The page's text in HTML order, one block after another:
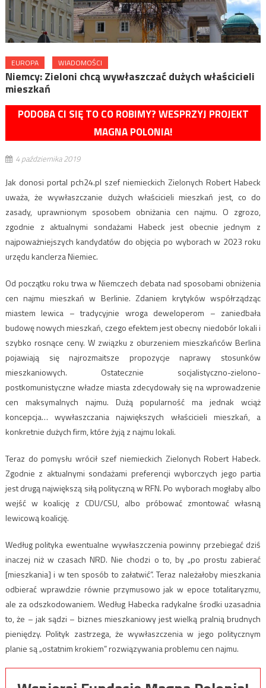
EUROPA WIADOMOŚCI
Niemcy: Zieloni chcą wywłaszczać dużych właścicieli
mieszkań
PODOBA CI SIĘ TO CO ROBIMY? WESPRZYJ PROJEKT
MAGNA POLONIA!
4 października 2019
Jak donosi portal pch24.pl szef niemieckich Zielonych Robert Habeck
uważa, że wywłaszczanie dużych właścicieli mieszkań jest, co do
zasady, uprawnionym sposobem obniżania cen najmu. O zgrozo,
zgodnie z aktualnymi sondażami Habeck jest obecnie jednym z
najpoważniejszych kandydatów do objęcia po wyborach w 2023 roku
urzędu kanclerza Niemiec.
Od początku roku trwa w Niemczech debata nad sposobami obniżenia
cen najmu mieszkań w Berlinie. Zdaniem krytyków współrządząc
miastem lewica – tradycyjnie wroga deweloperom – zaniedbała
budowę nowych mieszkań, czego efektem jest obecny niedobór lokali i
szybko rosnące ceny. W związku z oburzeniem mieszkańców Berlina
pojawiają się najrozmaitsze propozycje naprawy stosunków
mieszkaniowych. Ostatecznie socjalistyczno-zielono-
postkomunistyczne władze miasta zdecydowały się na wprowadzenie
cen maksymalnych najmu. Dużą popularność ma jednak wciąż
koncepcja… wywłaszczania największych właścicieli mieszkań, a
konkretnie dużych firm, które żyją z najmu lokali.
Teraz do pomysłu wrócił szef niemieckich Zielonych Robert Habeck.
Zgodnie z aktualnymi sondażami preferencji wyborczych jego partia
jest drugą największą siłą polityczną w RFN. Po wyborach mogłaby albo
wejść w koalicję z CDU/CSU, albo próbować zmontować własną
lewicową koalicję.
Według polityka ewentualne wywłaszczenia powinny przebiegać dziś
inaczej niż w czasach NRD. Nie chodzi o to, by „po prostu zabierać
[mieszkania] i w ten sposób to załatwić”. Teraz należałoby mieszkania
odbierać wprawdzie równie przymusowo jak w epoce totalitaryzmu,
ale za odszkodowaniem. Według Habecka radykalne środki uzasadnia
to, że – jak sądzi – biznes mieszkaniowy jest wielką pralnią brudnych
pieniędzy. Polityk zastrzega, że wywłaszczenia w jego politycznym
planie są „ostatnim krokiem” rozwiązywania problemu cen najmu.